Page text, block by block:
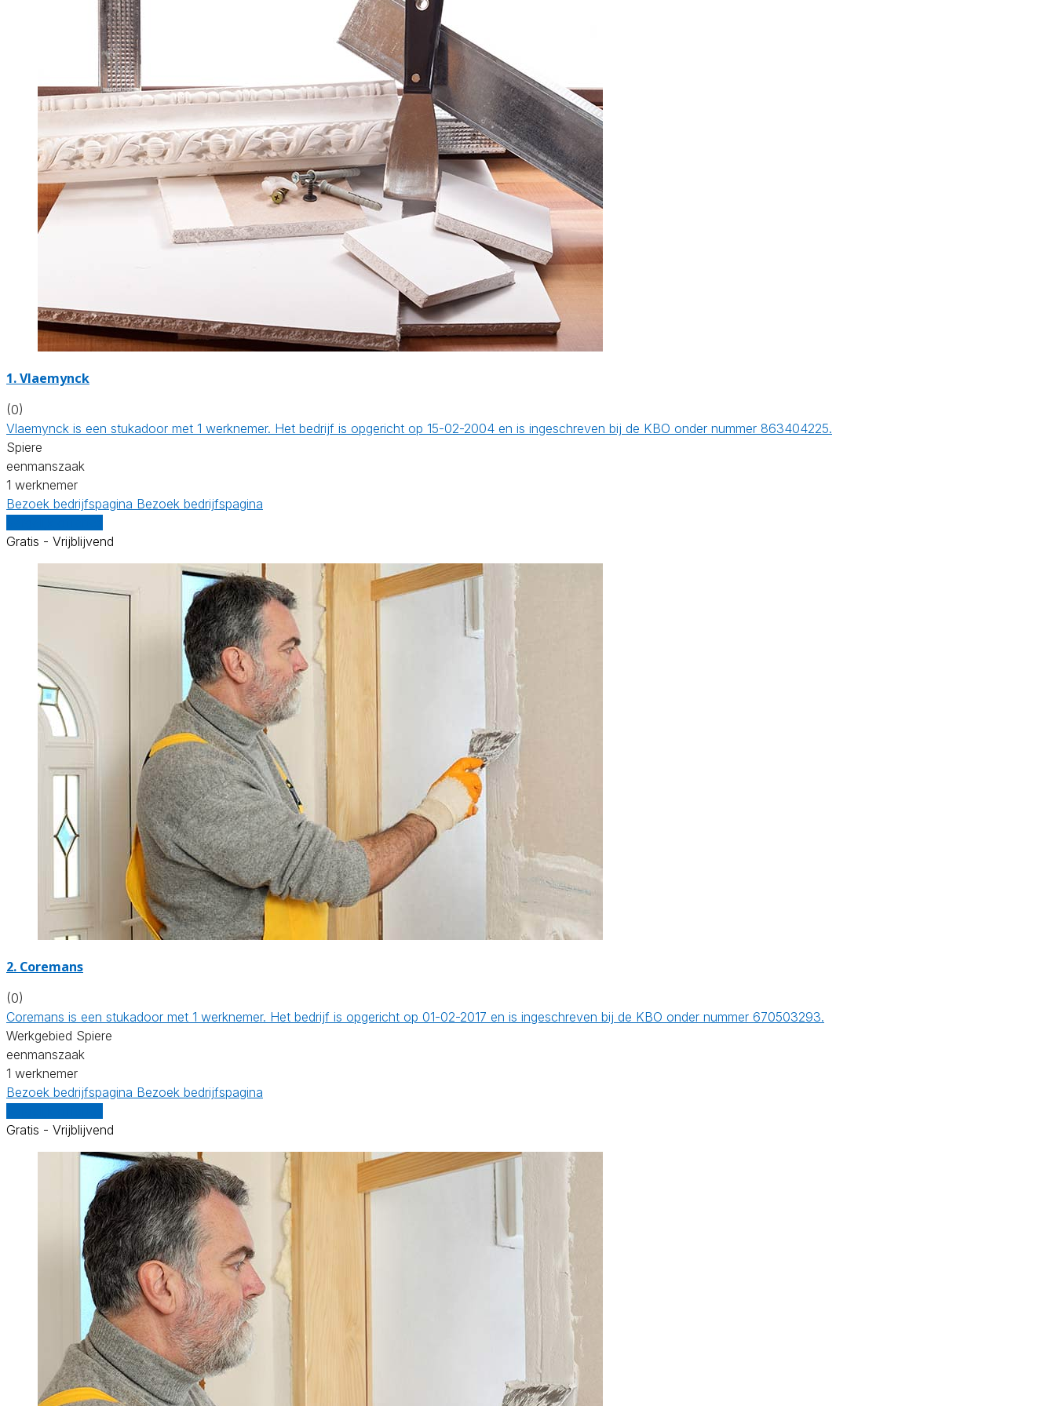
1. Vlaemynck
(0)
Vlaemynck is een stukadoor met 1 werknemer. Het bedrijf is opgericht op 15-02-2004 en is ingeschreven bij de KBO onder nummer 863404225.
Spiere
eenmanszaak
1 werknemer
Bezoek bedrijfspagina Bezoek bedrijfspagina
Gratis - Vrijblijvend
2. Coremans
(0)
Coremans is een stukadoor met 1 werknemer. Het bedrijf is opgericht op 01-02-2017 en is ingeschreven bij de KBO onder nummer 670503293.
Werkgebied Spiere
eenmanszaak
1 werknemer
Bezoek bedrijfspagina Bezoek bedrijfspagina
Gratis - Vrijblijvend